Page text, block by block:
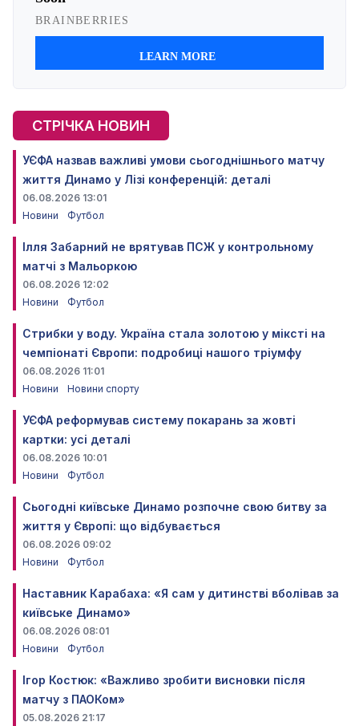
СТРІЧКА НОВИН
УЄФА назвав важливі умови сьогоднішнього матчу
життя Динамо у Лізі конференцій: деталі
06.08.2026 13:01
Новини
Футбол
Ілля Забарний не врятував ПСЖ у контрольному
матчі з Мальоркою
06.08.2026 12:02
Новини
Футбол
Стрибки у воду. Україна стала золотою у міксті на
чемпіонаті Європи: подробиці нашого тріумфу
06.08.2026 11:01
Новини
Новини спорту
УЄФА реформував систему покарань за жовті
картки: усі деталі
06.08.2026 10:01
Новини
Футбол
Сьогодні київське Динамо розпочне свою битву за
життя у Європі: що відбувається
06.08.2026 09:02
Новини
Футбол
Наставник Карабаха: «Я сам у дитинстві вболівав за
київське Динамо»
06.08.2026 08:01
Новини
Футбол
Ігор Костюк: «Важливо зробити висновки після
матчу з ПАОКом»
05.08.2026 21:17